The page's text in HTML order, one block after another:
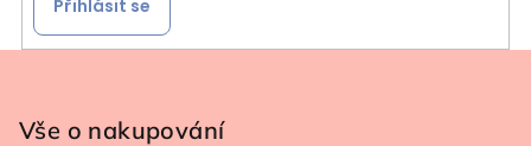
Přihlásit se
Vše o nakupování